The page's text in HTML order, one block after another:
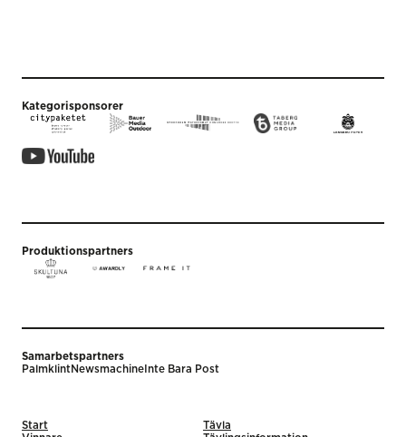
Kategorisponsorer
Produktionspartners
Samarbetspartners
PalmklintNewsmachine Inte Bara Post
Start
Tävla